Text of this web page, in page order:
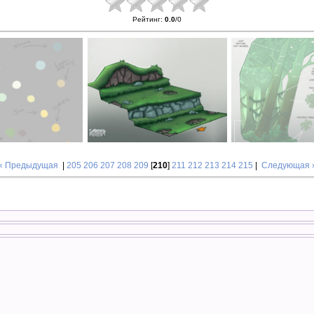
Рейтинг: 0.0/0
Предыдущая 205 206 207 208 209 [210] 211 212 213 214 215 Следующая